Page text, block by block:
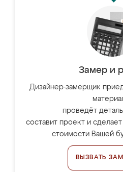
Замер и
Дизайнер-замерщик
проведёт
составит проект и
стоимости Вашей
ВЫЗВАТЬ